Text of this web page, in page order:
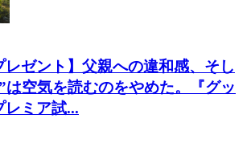
レゼント】父親への違和感、そし
は空気を読むのをやめた。『グッ
レミア試...